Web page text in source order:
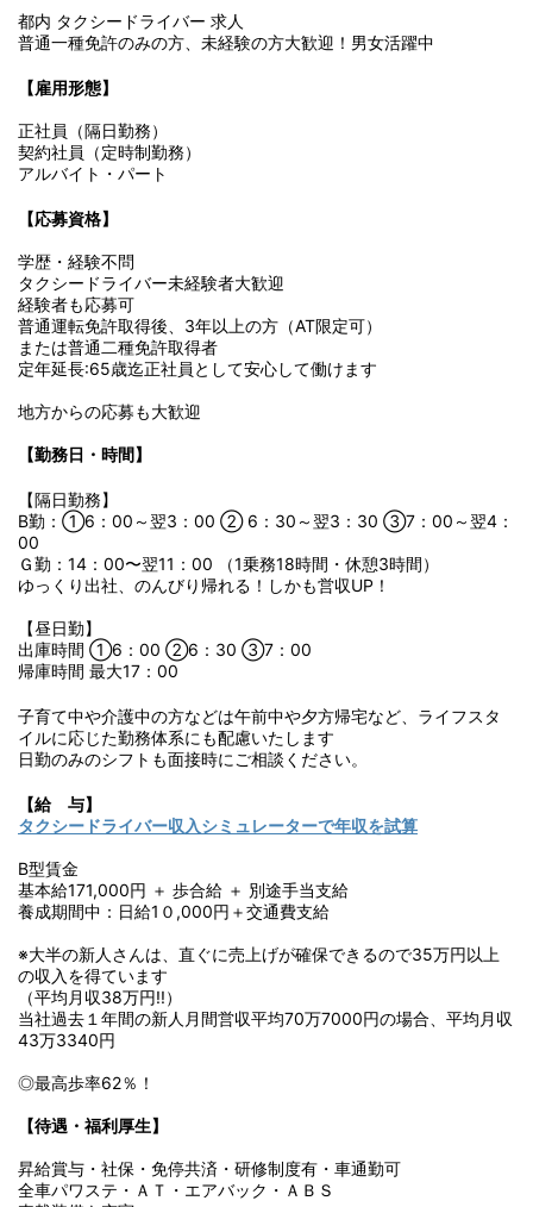
都内 タクシードライバー 求人
普通一種免許のみの方、未経験の方大歓迎！男女活躍中
【雇用形態】
正社員（隔日勤務）
契約社員（定時制勤務）
アルバイト・パート
【応募資格】
学歴・経験不問
タクシードライバー未経験者大歓迎
経験者も応募可
普通運転免許取得後、3年以上の方（AT限定可）
または普通二種免許取得者
定年延長:65歳迄正社員として安心して働けます
地方からの応募も大歓迎
【勤務日・時間】
【隔日勤務】
B勤：①6：00～翌3：00 ② 6：30～翌3：30 ③7：00～翌4：
00
Ｇ勤：14：00〜翌11：00 （1乗務18時間・休憩3時間）
ゆっくり出社、のんびり帰れる！しかも営収UP！
【昼日勤】
出庫時間 ①6：00 ②6：30 ③7：00
帰庫時間 最大17：00
子育て中や介護中の方などは午前中や夕方帰宅など、ライフスタ
イルに応じた勤務体系にも配慮いたします
日勤のみのシフトも面接時にご相談ください。
【給 与】
タクシードライバー収入シミュレーターで年収を試算
B型賃金
基本給171,000円 ＋ 歩合給 ＋ 別途手当支給
養成期間中：日給1０,000円＋交通費支給
※大半の新人さんは、直ぐに売上げが確保できるので35万円以上
の収入を得ています
（平均月収38万円!!）
当社過去１年間の新人月間営収平均70万7000円の場合、平均月収
43万3340円
◎最高歩率62％！
【待遇・福利厚生】
昇給賞与・社保・免停共済・研修制度有・車通勤可
全車パワステ・ＡＴ・エアバック・ＡＢＳ